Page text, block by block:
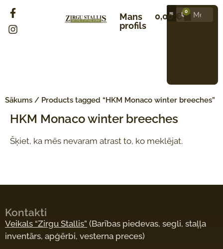
Mans
profils
0,00 € 0
Sākums / Products tagged “HKM Monaco winter breeches”
HKM Monaco winter breeches
Šķiet, ka mēs nevaram atrast to, ko meklējat.
Kontakti
Veikals “Zirgu Stallis” (Barības piedevas, segli, staļļa
inventārs, apģērbi, vesterna preces)